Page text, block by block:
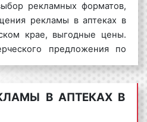
рекламных форматов,
рекламы в аптеках в
крае, выгодные цены.
предложения по
аптеках в Хабаровске
8 800 201-23-74
на сайте
.Размещение
В АПТЕКАХ В